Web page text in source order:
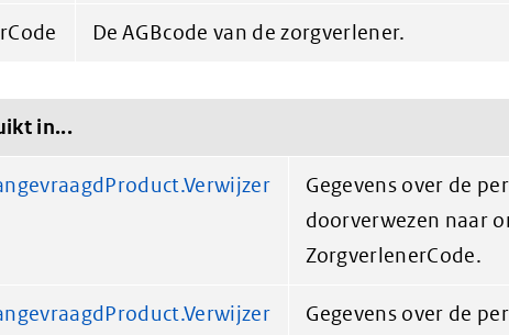
De AGBcode van de zorgverlener.
in...
Gegevens over de
doorverwezen naar
ZorgverlenerCode.
Gegevens over de